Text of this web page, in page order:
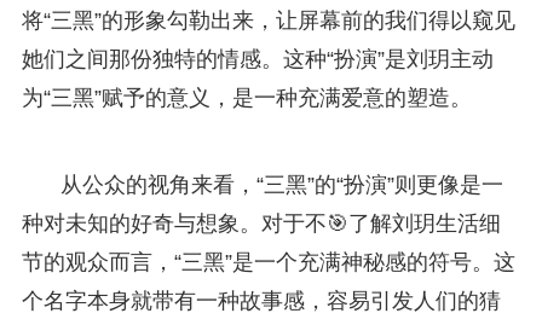
将“三黑”的形象勾勒出来，让屏幕前的我们得以窥见
她们之间那份独特的情感。这种“扮演”是刘玥主动
为“三黑”赋予的意义，是一种充满爱意的塑造。
从公众的视角来看，“三黑”的“扮演”则更像是一
种对未知的好奇与想象。对于不🎯了解刘玥生活细
节的观众而言，“三黑”是一个充满神秘感的符号。这
个名字本身就带有一种故事感，容易引发人们的猜